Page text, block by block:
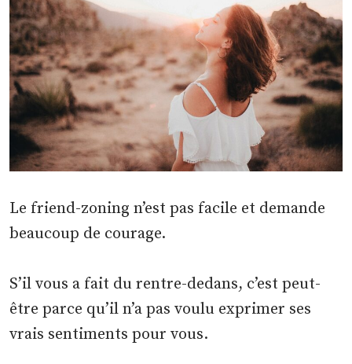
Le friend-zoning n’est pas facile et demande
beaucoup de courage.
S’il vous a fait du rentre-dedans, c’est peut-
être parce qu’il n’a pas voulu exprimer ses
vrais sentiments pour vous.